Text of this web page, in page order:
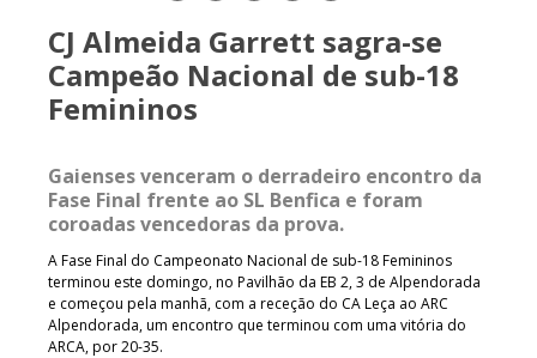
CJ Almeida Garrett sagra-se
Campeão Nacional de sub-18
Femininos
Gaienses venceram o derradeiro encontro da
Fase Final frente ao SL Benfica e foram
coroadas vencedoras da prova.
A Fase Final do Campeonato Nacional de sub-18 Femininos
terminou este domingo, no Pavilhão da EB 2, 3 de Alpendorada
e começou pela manhã, com a receção do CA Leça ao ARC
Alpendorada, um encontro que terminou com uma vitória do
ARCA, por 20-35.